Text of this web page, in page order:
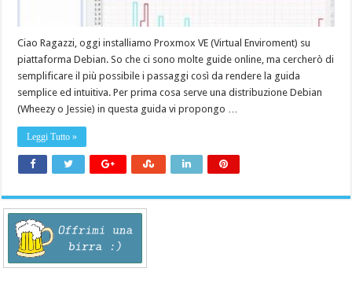
Ciao Ragazzi, oggi installiamo Proxmox VE (Virtual Enviroment) su
piattaforma Debian. So che ci sono molte guide online, ma cercherò di
semplificare il più possibile i passaggi così da rendere la guida
semplice ed intuitiva. Per prima cosa serve una distribuzione Debian
(Wheezy o Jessie) in questa guida vi propongo …
Leggi Tutto »